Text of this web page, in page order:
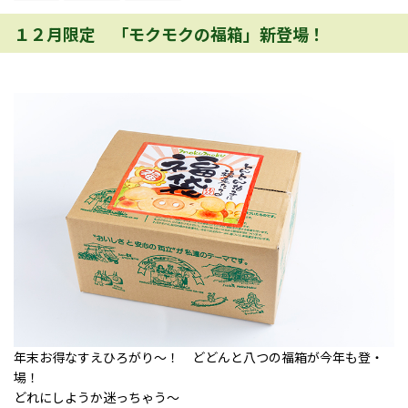
１２月限定 「モクモクの福箱」新登場！
年末お得なすえひろがり～！ どどんと八つの福箱が今年も登・
場！
どれにしようか迷っちゃう～